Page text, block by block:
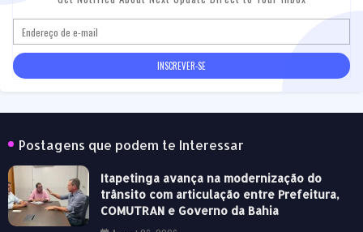
Postagens que podem te Interessar
Itapetinga avança na modernização do
trânsito com articulação entre Prefeitura,
COMUTRAN e Governo da Bahia